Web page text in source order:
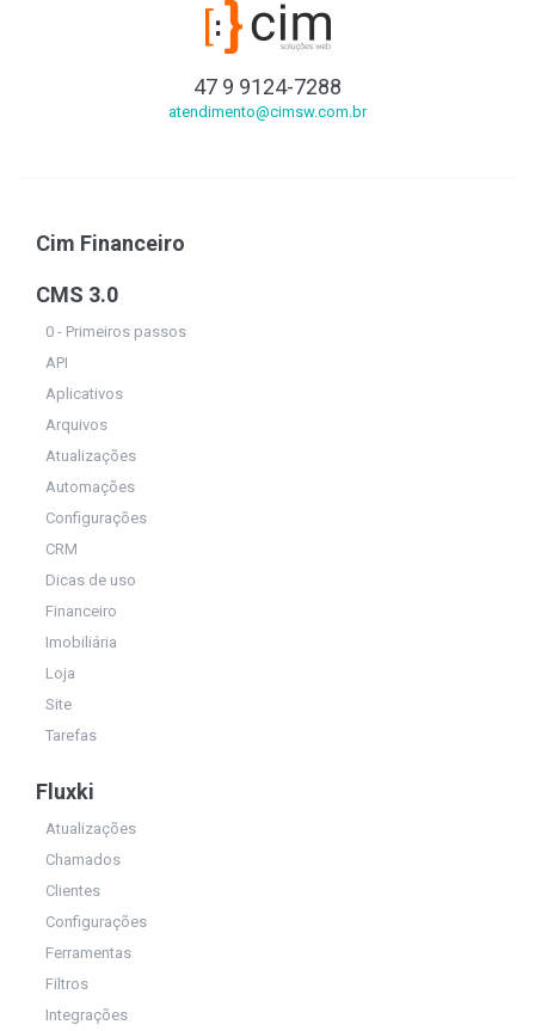
47 9 9124-7288
atendimento@cimsw.com.br
Cim Financeiro
CMS 3.0
0 - Primeiros passos
API
Aplicativos
Arquivos
Atualizações
Automações
Configurações
CRM
Dicas de uso
Financeiro
Imobiliária
Loja
Site
Tarefas
Fluxki
Atualizações
Chamados
Clientes
Configurações
Ferramentas
Filtros
Integrações